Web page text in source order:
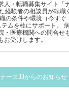
人・転職募集サイト「
経験者の相談員が転職
の条件や環境（今す
ムを柱にサポート。
・医療機関への問合せ
お受けします。
ナースJJからのお知らせ